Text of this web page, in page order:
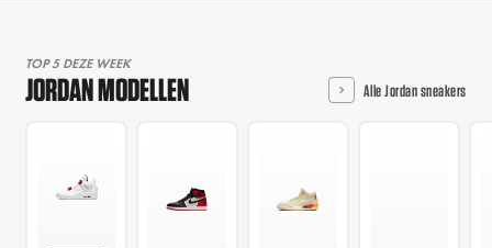
TOP 5 DEZE WEEK
JORDAN MODELLEN Alle Jordan sneakers